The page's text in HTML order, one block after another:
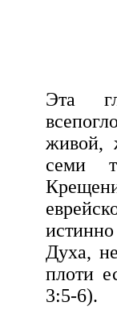
Эта
живой,
семи
Духа,
плоти
3:5-6).